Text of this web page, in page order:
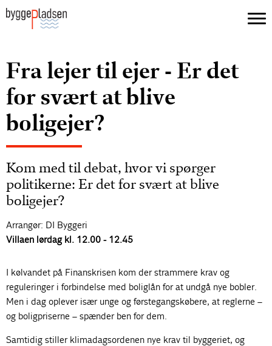
Fra lejer til ejer - Er det
for svært at blive
boligejer?
Kom med til debat, hvor vi spørger
politikerne: Er det for svært at blive
boligejer?
Arrangør: DI Byggeri
Villaen lørdag kl. 12.00 - 12.45
I kølvandet på Finanskrisen kom der strammere krav og
reguleringer i forbindelse med boliglån for at undgå nye bobler.
Men i dag oplever især unge og førstegangskøbere, at reglerne –
og boligpriserne – spænder ben for dem.
Samtidig stiller klimadagsordenen nye krav til byggeriet, og